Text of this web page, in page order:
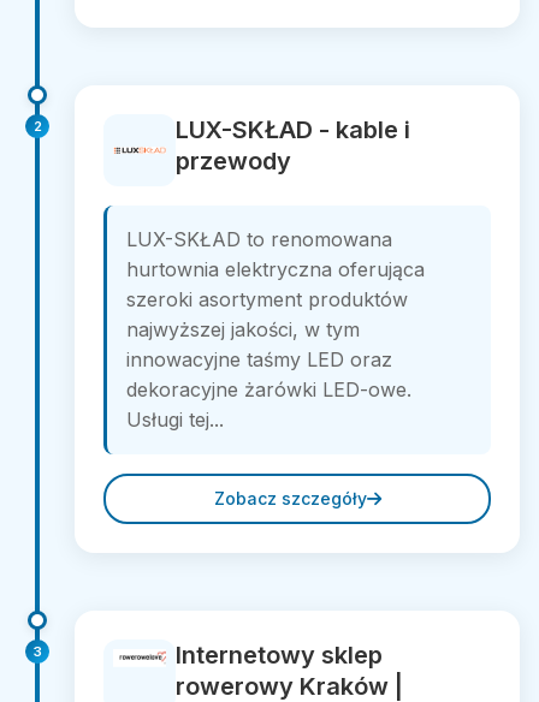
2
LUX-SKŁAD - kable i
przewody
LUX-SKŁAD to renomowana
hurtownia elektryczna oferująca
szeroki asortyment produktów
najwyższej jakości, w tym
innowacyjne taśmy LED oraz
dekoracyjne żarówki LED-owe.
Usługi tej...
Zobacz szczegóły
3
Internetowy sklep
rowerowy Kraków |